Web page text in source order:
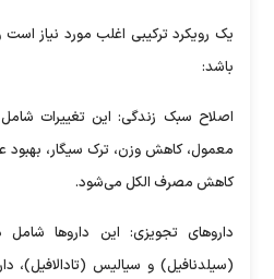
یک رویکرد ترکیبی اغلب مورد نیاز
باشد:
اصلاح سبک زندگی: این تغییرات
معمول، کاهش وزن، ترک سیگار،
کاهش مصرف الکل می‌شود.
دارو‌های تجویزی: این دارو‌ها شامل
(سیلدنافیل) و سیالیس (تادالافیل)،